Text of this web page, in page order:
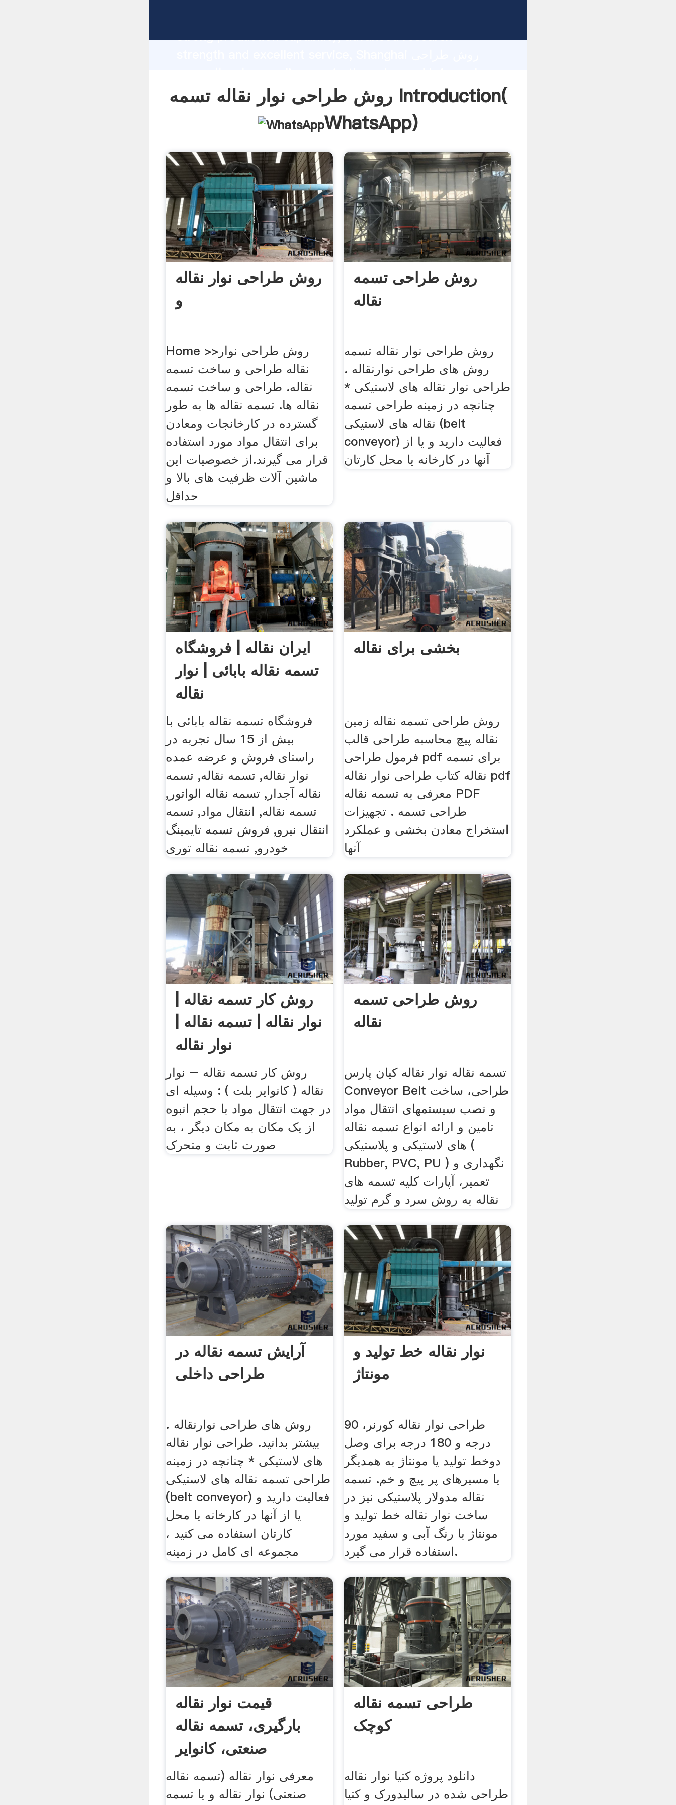
strong production capability, advanced research
to all of customers.
روش طراحی نوار نقاله تسمه Introduction(
WhatsApp)
روش طراحی نوار نقاله
و
Home >>روش طراحی نوار
نقاله طراحی و ساخت تسمه
نقاله. طراحی و ساخت تسمه
نقاله ها. تسمه نقاله ها به طور
گسترده در کارخانجات ومعادن
برای انتقال مواد مورد استفاده
قرار می گیرند.از خصوصیات این
ماشین آلات ظرفیت های بالا و
حداقل
روش طراحی تسمه
نقاله
روش طراحی نوار نقاله تسمه
روش های طراحی نوارنقاله .
طراحی نوار نقاله های لاستیکی *
چنانچه در زمینه طراحی تسمه
نقاله های لاستیکی (belt
conveyor) فعالیت دارید و یا از
آنها در کارخانه یا محل کارتان
ایران نقاله | فروشگاه
تسمه نقاله بابائی | نوار
نقاله
فروشگاه تسمه نقاله بابائی با
بیش از 15 سال تجربه در
راستای فروش و عرضه عمده
نوار نقاله, تسمه نقاله, تسمه
نقاله آجدار, تسمه نقاله الواتور,
تسمه نقاله, انتقال مواد, تسمه
انتقال نیرو, فروش تسمه تایمینگ
خودرو, تسمه نقاله توری
بخشی برای نقاله
روش طراحی تسمه نقاله زمین
نقاله پیچ محاسبه طراحی قالب
فرمول طراحی pdf برای تسمه
نقاله کتاب طراحی نوار نقاله pdf
معرفی به تسمه نقاله PDF
طراحی تسمه . تجهیزات
استخراج معادن بخشی و عملکرد
آنها
روش کار تسمه نقاله |
نوار نقاله | تسمه نقاله |
نوار نقاله
روش کار تسمه نقاله – نوار
نقاله ( کانوایر بلت ) : وسیله ای
در جهت انتقال مواد با حجم انبوه
از یک مکان به مکان دیگر ، به
صورت ثابت و متحرک
روش طراحی تسمه
نقاله
تسمه نقاله نوار نقاله کیان پارس
Conveyor Belt طراحی، ساخت
و نصب سیستمهای انتقال مواد
تامین و ارائه انواع تسمه نقاله
های لاستیکی و پلاستیکی (
Rubber, PVC, PU ) نگهداری و
تعمیر، آپارات کلیه تسمه های
نقاله به روش سرد و گرم تولید
آرایش تسمه نقاله در
طراحی داخلی
روش های طراحی نوارنقاله .
بیشتر بدانید. طراحی نوار نقاله
های لاستیکی * چنانچه در زمینه
طراحی تسمه نقاله های لاستیکی
(belt conveyor) فعالیت دارید و
یا از آنها در کارخانه یا محل
کارتان استفاده می کنید ،
مجموعه ای کامل در زمینه
نوار نقاله خط تولید و
مونتاژ
طراحی نوار نقاله کورنر، 90
درجه و 180 درجه برای وصل
دوخط تولید یا مونتاژ به همدیگر
یا مسیرهای پر پیچ و خم. تسمه
نقاله مدولار پلاستیکی نیز در
ساخت نوار نقاله خط تولید و
مونتاژ با رنگ آبی و سفید مورد
استفاده قرار می گیرد.
قیمت نوار نقاله
بارگیری، تسمه نقاله
صنعتی، کانوایر
معرفی نوار نقاله (تسمه نقاله
صنعتی) نوار نقاله و یا تسمه
طراحی تسمه نقاله
کوچک
دانلود پروژه کتیا نوار نقاله
طراحی شده در سالیدورک و کتیا